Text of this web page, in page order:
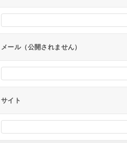
ョ
メール（公開されません）
サイト